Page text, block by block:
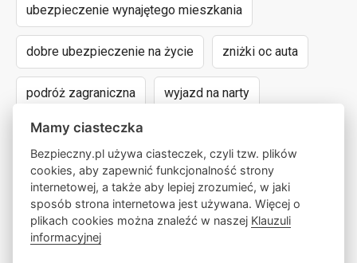
ubezpieczenie wynajętego mieszkania
dobre ubezpieczenie na życie zniżki oc auta
podróż zagraniczna wyjazd na narty
assistance dla aut powyżej 15 lat
następstwa nieszczęśliwych wypadków
wyczynowe uprawianie sportów lokalny pośrednik
Mamy ciasteczka
Bezpieczny.pl używa ciasteczek, czyli tzw. plików
cookies, aby zapewnić funkcjonalność strony
internetowej, a także aby lepiej zrozumieć, w jaki
sposób strona internetowa jest używana. Więcej o
plikach cookies można znaleźć w naszej Klauzuli
informacyjnej